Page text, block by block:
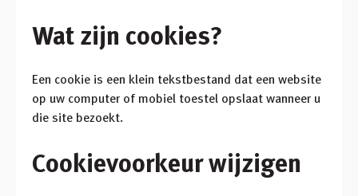
Klant worden
Wat zijn cookies?
Een cookie is een klein tekstbestand dat een website
op uw computer of mobiel toestel opslaat wanneer u
die site bezoekt.
Cookievoorkeur wijzigen